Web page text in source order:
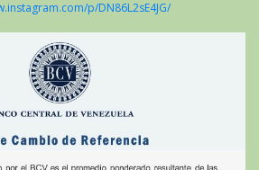
p/DN86L2sE4JG/